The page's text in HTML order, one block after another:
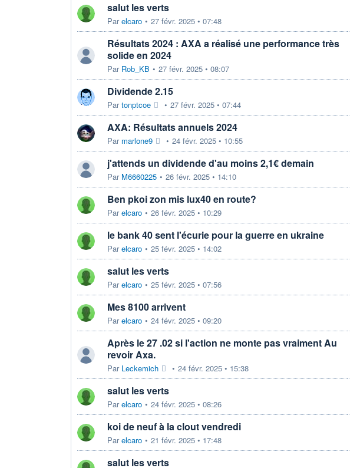
salut les verts
Parelcaro • 27 févr. 2025 • 07:48
Résultats 2024 : AXA a réalisé une performance très
solide en 2024
Par Rob_KB • 27 févr. 2025 • 08:07
Dividende 2.15
Partonptcoe • 27 févr. 2025 • 07:44
AXA: Résultats annuels 2024
Par marlone9 • 24 févr. 2025 • 10:55
j'attends un dividende d'au moins 2,1€ demain
Par M6660225 • 26 févr. 2025 • 14:10
Ben pkoi zon mis lux40 en route?
Parelcaro • 26 févr. 2025 • 10:29
le bank 40 sent l'écurie pour la guerre en ukraine
Parelcaro • 25 févr. 2025 • 14:02
salut les verts
Parelcaro • 25 févr. 2025 • 07:56
Mes 8100 arrivent
Parelcaro • 24 févr. 2025 • 09:20
Après le 27 .02 si l'action ne monte pas vraiment Au
revoir Axa.
Par Leckemich • 24 févr. 2025 • 15:38
salut les verts
Parelcaro • 24 févr. 2025 • 08:26
koi de neuf à la clout vendredi
Parelcaro • 21 févr. 2025 • 17:48
salut les verts